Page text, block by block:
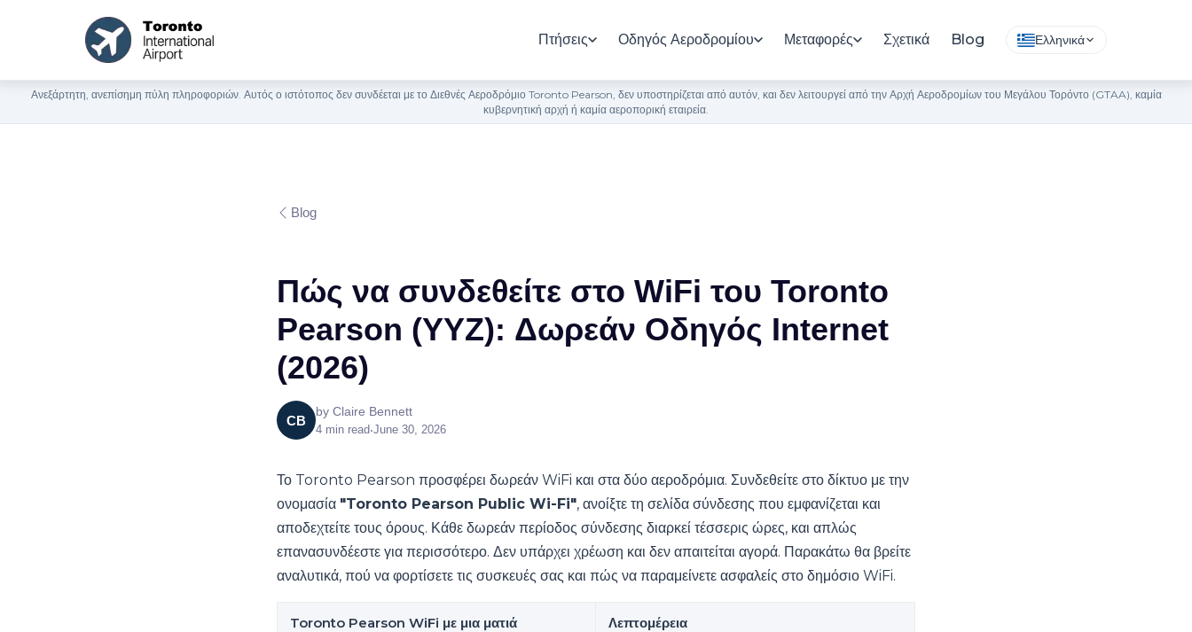
Πτήσεις Οδηγός Αεροδρομίου Μεταφορές Σχετικά Blog Ελληνικά
Ανεξάρτητη, ανεπίσημη πύλη πληροφοριών. Αυτός ο ιστότοπος δεν συνδέεται με το Διεθνές Αεροδρόμιο Toronto Pearson, δεν υποστηρίζεται από αυτόν, και δεν λειτουργεί από την Αρχή Αεροδρομίων του Μεγάλου Τορόντο (GTAA), καμία
κυβερνητική αρχή ή καμία αεροπορική εταιρεία.
Blog
Πώς να συνδεθείτε στο WiFi του Toronto
Pearson (YYZ): Δωρεάν Οδηγός Internet
(2026)
CB
by Claire Bennett
4 min read•June 30, 2026
Το Toronto Pearson προσφέρει δωρεάν WiFi και στα δύο αεροδρόμια. Συνδεθείτε στο δίκτυο με την
ονομασία "Toronto Pearson Public Wi-Fi", ανοίξτε τη σελίδα σύνδεσης που εμφανίζεται και
αποδεχτείτε τους όρους. Κάθε δωρεάν περίοδος σύνδεσης διαρκεί τέσσερις ώρες, και απλώς
επανασυνδέεστε για περισσότερο. Δεν υπάρχει χρέωση και δεν απαιτείται αγορά. Παρακάτω θα βρείτε
αναλυτικά, πού να φορτίσετε τις συσκευές σας και πώς να παραμείνετε ασφαλείς στο δημόσιο WiFi.
Toronto Pearson WiFi με μια ματιά Λεπτομέρεια